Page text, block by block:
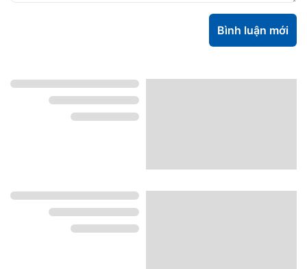
Bình luận mới